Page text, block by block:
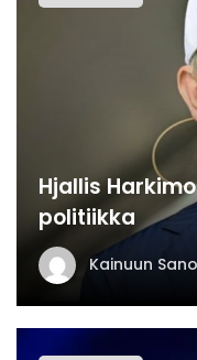
Hjallis
politiikka
Kainuun